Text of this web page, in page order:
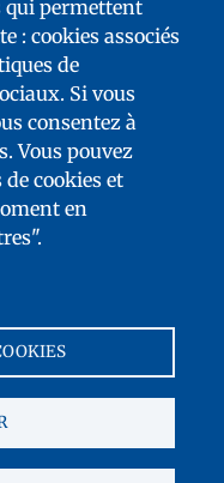
qui permettent
: cookies associés
de
Si vous
consentez à
Vous pouvez
cookies et
en